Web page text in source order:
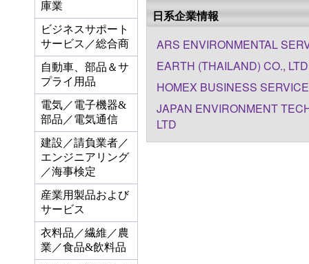
庫業
ビジネスサポート
サービス／総合商
自動車、部品＆サ
プライ用品
電気／電子機器&
部品／電気通信
建設／請負業者／
エンジニアリング
／海事検定
産業用製品および
サービス
衣料品／繊維／農
業／食品&飲料品
日系企業情報
ARS ENVIRONMENTAL
EARTH (THAILAND) CO.,
HOMEX BUSINESS
JAPAN ENVIRONMENT
LTD